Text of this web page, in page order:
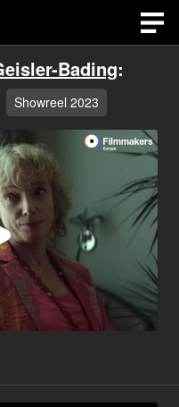
Bading:
Showreel 2023